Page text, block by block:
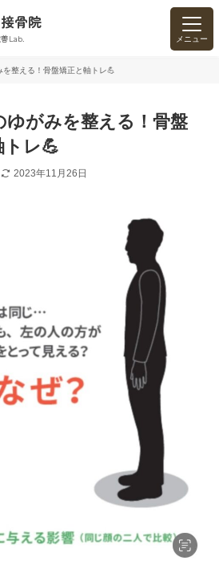
骨院
Lab. メニュー
を整える！骨盤矯正と軸トレ💪
ゆがみを整える！骨盤
トレ💪
2023年11月26日